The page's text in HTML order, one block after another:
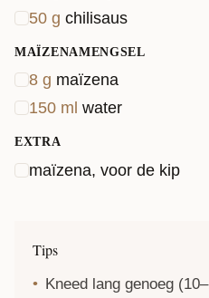
50 g chilisaus
MAÏZENAMENGSEL
8 g maïzena
150 ml water
EXTRA
maïzena, voor de kip
Tips
Kneed lang genoeg